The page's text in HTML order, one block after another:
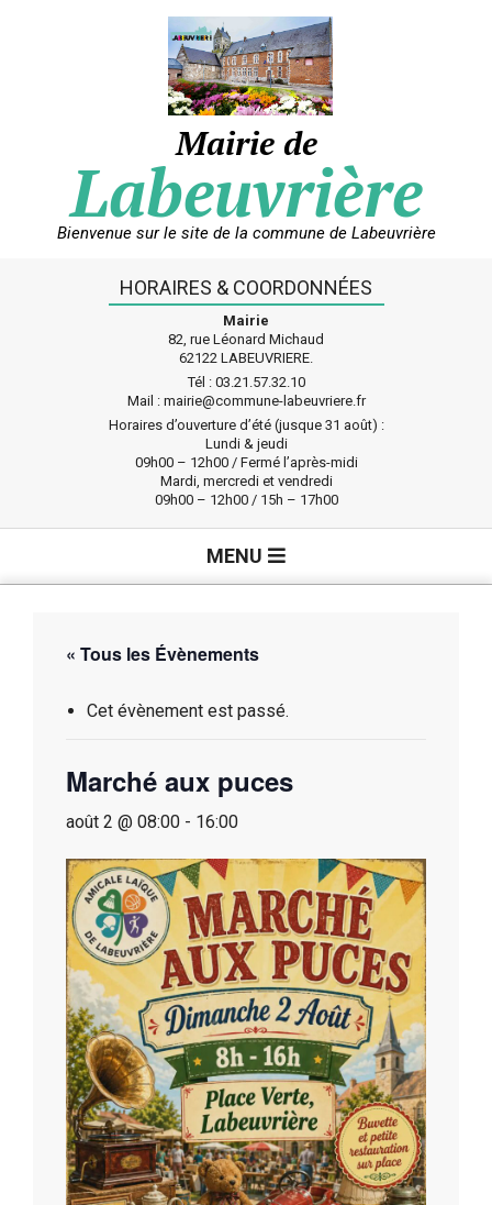
Mairie de
Labeuvrière
Bienvenue sur le site de la commune de Labeuvrière
HORAIRES & COORDONNÉES
Mairie
82, rue Léonard Michaud
62122 LABEUVRIERE.
Tél : 03.21.57.32.10
Mail : mairie@commune-labeuvriere.fr
Horaires d’ouverture d’été (jusque 31 août) :
Lundi & jeudi
09h00 – 12h00 / Fermé l’après-midi
Mardi, mercredi et vendredi
09h00 – 12h00 / 15h – 17h00
MENU
« Tous les Évènements
Cet évènement est passé.
Marché aux puces
août 2 @ 08:00 - 16:00